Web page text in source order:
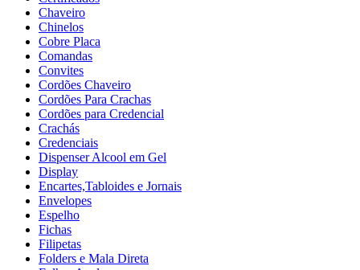
Chaveiro
Chinelos
Cobre Placa
Comandas
Convites
Cordões Chaveiro
Cordões Para Crachas
Cordões para Credencial
Crachás
Credenciais
Dispenser Alcool em Gel
Display
Encartes,Tabloides e Jornais
Envelopes
Espelho
Fichas
Filipetas
Folders e Mala Direta